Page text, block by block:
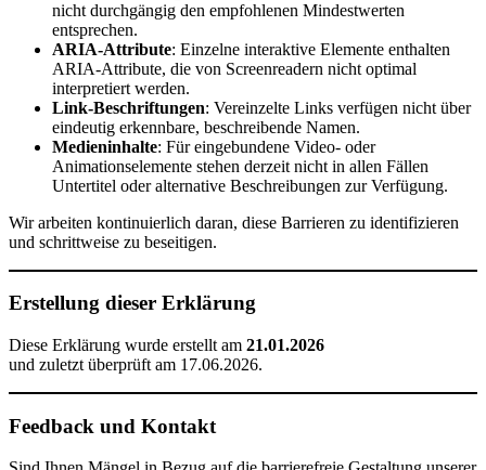
nicht durchgängig den empfohlenen Mindestwerten
entsprechen.
ARIA-Attribute: Einzelne interaktive Elemente enthalten
ARIA-Attribute, die von Screenreadern nicht optimal
interpretiert werden.
Link-Beschriftungen: Vereinzelte Links verfügen nicht über
eindeutig erkennbare, beschreibende Namen.
Medieninhalte: Für eingebundene Video- oder
Animationselemente stehen derzeit nicht in allen Fällen
Untertitel oder alternative Beschreibungen zur Verfügung.
Wir arbeiten kontinuierlich daran, diese Barrieren zu identifizieren
und schrittweise zu beseitigen.
Erstellung dieser Erklärung
Diese Erklärung wurde erstellt am 21.01.2026
und zuletzt überprüft am 17.06.2026.
Feedback und Kontakt